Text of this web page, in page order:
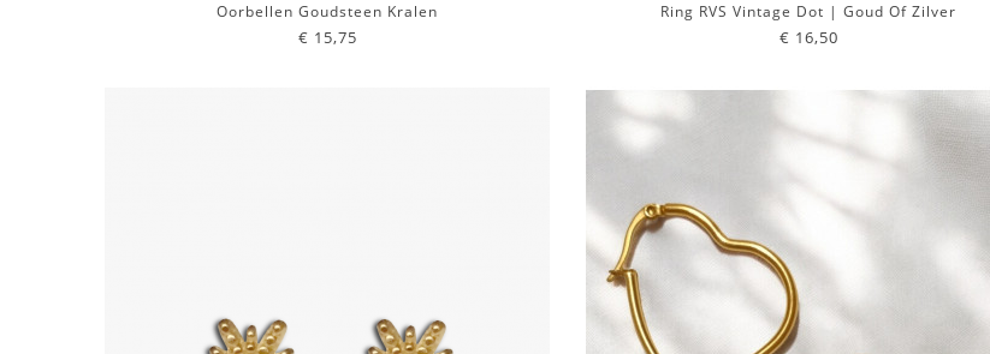
Oorbellen Goudsteen Kralen
€ 15,75
Ring RVS Vintage Dot | Goud Of Zilver
€ 16,50